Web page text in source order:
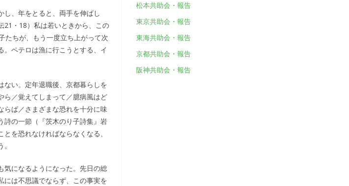
し、年をとると、両手を伸ばし
21・18）私は若いときから、この
たちが、もう一度立ち上がって次
ペテロは漁に行こうとする、イ
ない。定年退職後、京都暮らしを
ら／覚えてしまって／臆病風はど
ば／さまざまな恐れを十分に味
詩の一節（『茨木のり子詩集』岩
を恐れなければならなくなる、
気になるようになった。先日の総
には不思議でならず、この事実を
松本共助会・報告
東京共助会・報告
東海共助会・報告
京都共助会・報告
阪神共助会・報告